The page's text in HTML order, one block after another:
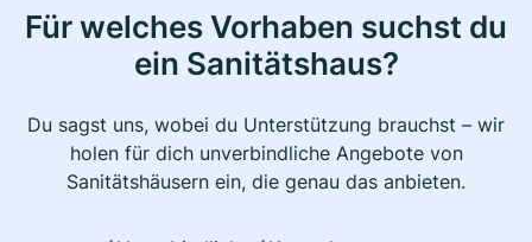
Für welches Vorhaben suchst du
ein Sanitätshaus?
Du sagst uns, wobei du Unterstützung brauchst – wir
holen für dich unverbindliche Angebote von
Sanitätshäusern ein, die genau das anbieten.